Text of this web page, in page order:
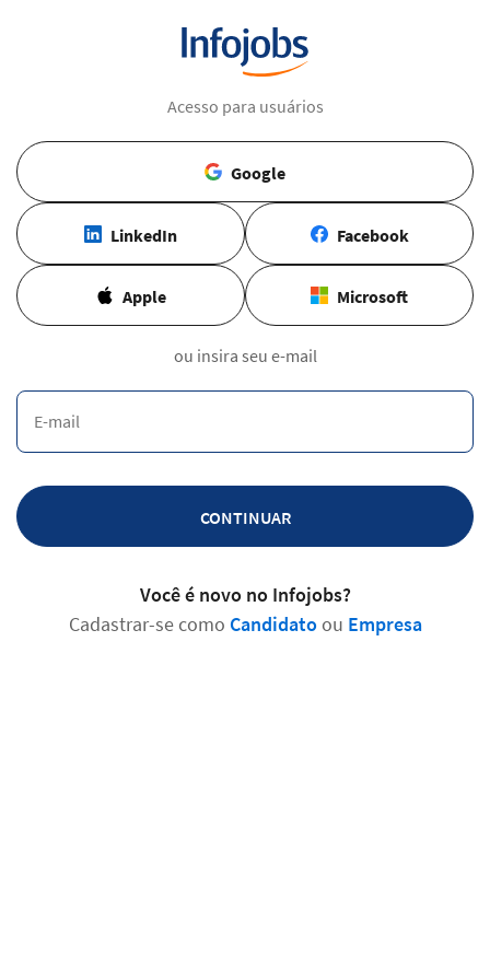
Acesso para usuários
Google
LinkedIn Facebook
Apple Microsoft
ou insira seu e-mail
CONTINUAR
Você é novo no Infojobs?
Cadastrar-se como Candidatoou Empresa